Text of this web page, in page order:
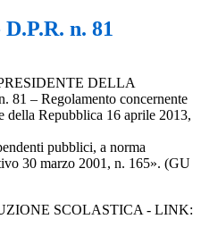
n. 81
DELLA
– Regolamento concernente
della Repubblica 16 aprile 2013,
pubblici, a norma
30 marzo 2001, n. 165». (GU
SCOLASTICA - LINK: